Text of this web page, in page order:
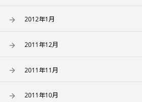
2012年1月
2011年12月
2011年11月
2011年10月